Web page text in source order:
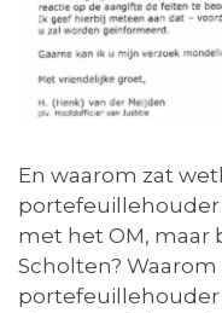
En waarom zat
portefeuillehouder
met het OM, maar
Scholten?